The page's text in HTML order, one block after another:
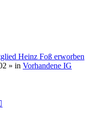
Heinz Foß erworben
» in Vorhandene IG